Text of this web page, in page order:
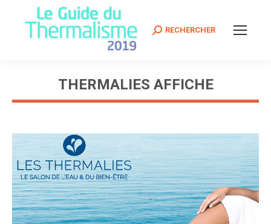
Search:
RECHERCHER
THERMALIES AFFICHE
Vous êtes ici :